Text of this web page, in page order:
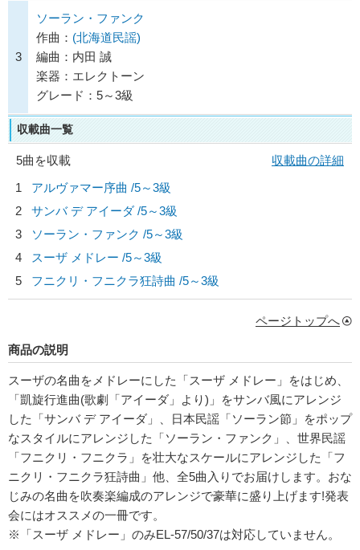
3
ソーラン・ファンク
作曲： (北海道民謡)
編曲：内田 誠
楽器：エレクトーン
グレード：5～3級
収載曲一覧
5曲を収載
収載曲の詳細
1
アルヴァマー序曲 /5～3級
2
サンバ デ アイーダ /5～3級
3
ソーラン・ファンク /5～3級
4
スーザ メドレー /5～3級
5
フニクリ・フニクラ狂詩曲 /5～3級
ページトップへ
商品の説明
スーザの名曲をメドレーにした「スーザ メドレー」をはじめ、
「凱旋行進曲(歌劇「アイーダ」より)」をサンバ風にアレンジ
した「サンバ デ アイーダ」、日本民謡「ソーラン節」をポップ
なスタイルにアレンジした「ソーラン・ファンク」、世界民謡
「フニクリ・フニクラ」を壮大なスケールにアレンジした「フ
ニクリ・フニクラ狂詩曲」他、全5曲入りでお届けします。おな
じみの名曲を吹奏楽編成のアレンジで豪華に盛り上げます!発表
会にはオススメの一冊です。
※「スーザ メドレー」のみEL-57/50/37は対応していません。